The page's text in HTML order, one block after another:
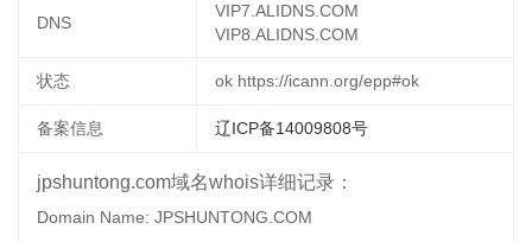
DNS
VIP7.ALIDNS.COM
VIP8.ALIDNS.COM
状态 ok https://icann.org/epp#ok
备案信息 辽ICP备14009808号
jpshuntong.com域名whois详细记录：
Domain Name: JPSHUNTONG.COM